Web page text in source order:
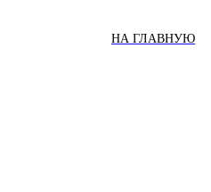
НА ГЛАВНУЮ